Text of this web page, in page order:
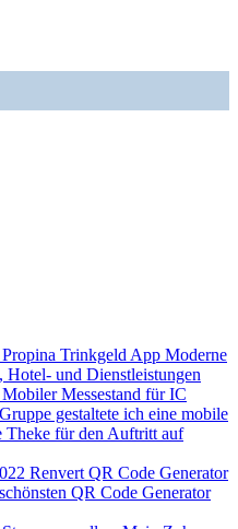
Propina Trinkgeld App Moderne
und Dienstleistungen
Mobiler Messestand für IC
gestaltete ich eine mobile
Theke für den Auftritt auf
Renvert QR Code Generator
QR Code Generator